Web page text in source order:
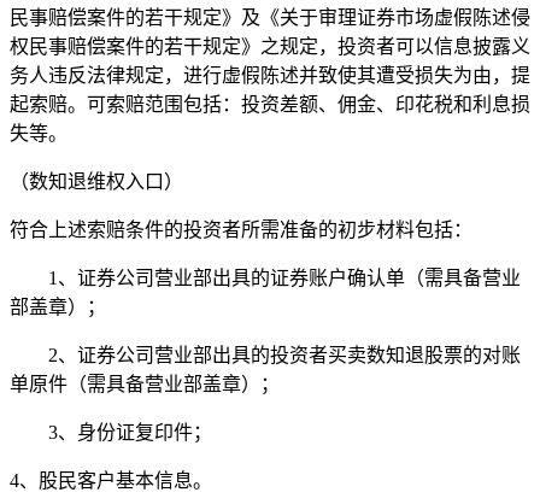
民事赔偿案件的若干规定》及《关于审理证券市场虚假陈述侵
权民事赔偿案件的若干规定》之规定，投资者可以信息披露义
务人违反法律规定，进行虚假陈述并致使其遭受损失为由，提
起索赔。可索赔范围包括：投资差额、佣金、印花税和利息损
失等。
（数知退维权入口）
符合上述索赔条件的投资者所需准备的初步材料包括：
1、证券公司营业部出具的证券账户确认单（需具备营业
部盖章）；
2、证券公司营业部出具的投资者买卖数知退股票的对账
单原件（需具备营业部盖章）；
3、身份证复印件；
4、股民客户基本信息。